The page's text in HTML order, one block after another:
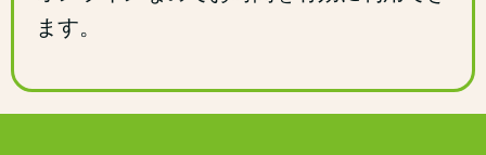
ます。